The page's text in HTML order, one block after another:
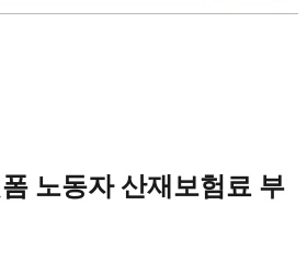
노동자 산재보험료 부